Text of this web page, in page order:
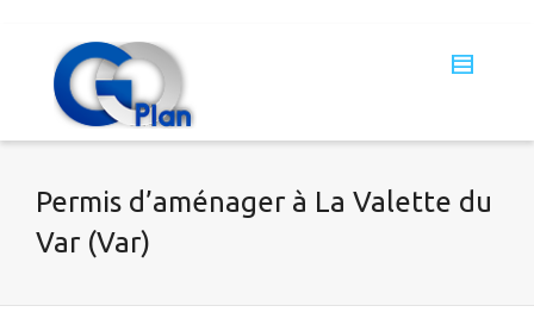
Permis d’aménager à La Valette du
Var (Var)